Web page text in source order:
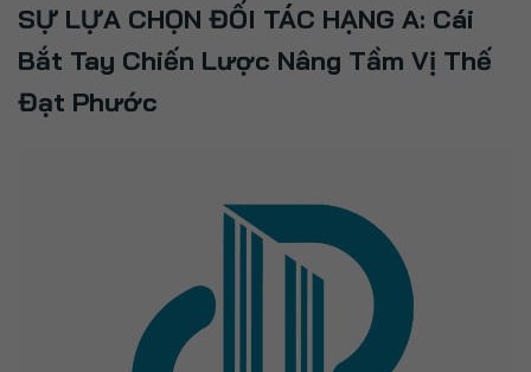
SỰ LỰA CHỌN ĐỐI TÁC HẠNG A: Cái
Bắt Tay Chiến Lược Nâng Tầm Vị Thế
Đạt Phước